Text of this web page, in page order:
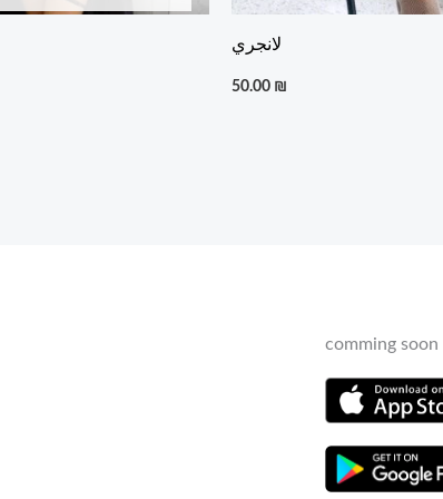
لانجري
50.00 ₪
comming soon